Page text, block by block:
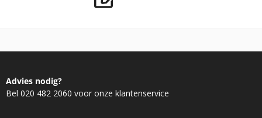
Advies nodig?
Bel 020 482 2060 voor onze klantenservice